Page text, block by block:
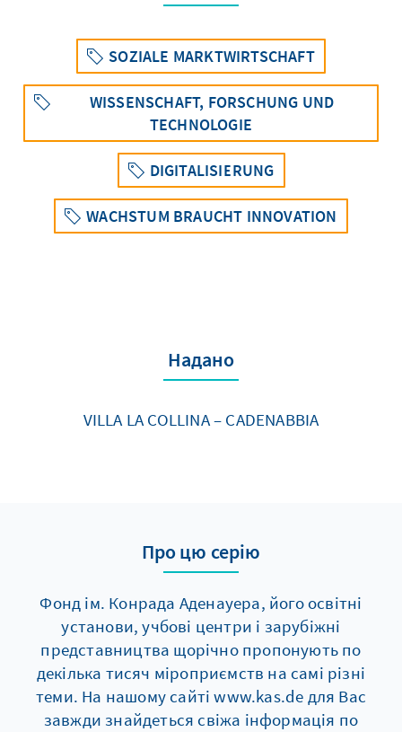
SOZIALE MARKTWIRTSCHAFT
WISSENSCHAFT, FORSCHUNG UND
TECHNOLOGIE
DIGITALISIERUNG
WACHSTUM BRAUCHT INNOVATION
Надано
VILLA LA COLLINA – CADENABBIA
Про цю серію
Фонд ім. Конрада Аденауера, його освітні
установи, учбові центри і зарубіжні
представництва щорічно пропонують по
декілька тисяч мiроприємств на самі різні
теми. На нашому сайті www.kas.de для Вас
завжди знайдеться свіжа інформація по